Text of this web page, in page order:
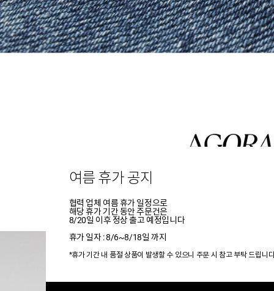
여름 휴가 공지
협력 업체 여름 휴가 일정으로
해당 휴가 기간 동안 주문건은
8/20일 이후 정상 출고 예정입니다
휴가 일자 : 8/6~8/18일 까지
*휴가 기간 내 품절 상품이 발생할 수 있으니 주문 시 참고 부탁 드립니